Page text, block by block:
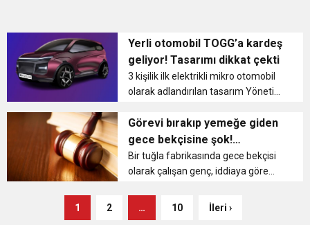
Yerli otomobil TOGG’a kardeş
geliyor! Tasarımı dikkat çekti
3 kişilik ilk elektrikli mikro otomobil
olarak adlandırılan tasarım Yönetim
tarafından paylaşıldı. Amperino’nun
150 kilometre yol gidip, kullanıcısına
park sorunu d...
Görevi bırakıp yemeğe giden
gece bekçisine şok!
Yargıtay’dan tazminat kararı
Bir tuğla fabrikasında gece bekçisi
olarak çalışan genç, iddiaya göre
yanına yemeğe gitti. Bu sırada trafo
1 2 … 10 İleri ›